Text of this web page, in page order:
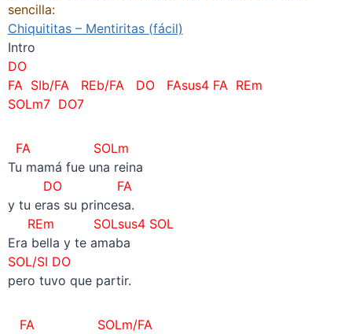
sencilla:
Chiquititas – Mentiritas (fácil)
Intro
DO
FA SIb/FA REb/FA DO FAsus4 FA REm
SOLm7 DO7
FA SOLm
Tu mamá fue una reina
DO FA
y tu eras su princesa.
REm SOLsus4 SOL
Era bella y te amaba
SOL/SI DO
pero tuvo que partir.
FA SOLm/FA